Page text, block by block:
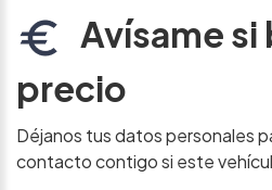
Avísame si
precio
Déjanos tus datos personales
contacto contigo si este